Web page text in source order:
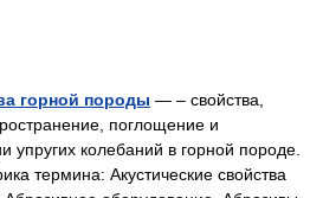
горной породы — – свойства,
поглощение и
упругих колебаний в горной породе.
термина: Акустические свойства